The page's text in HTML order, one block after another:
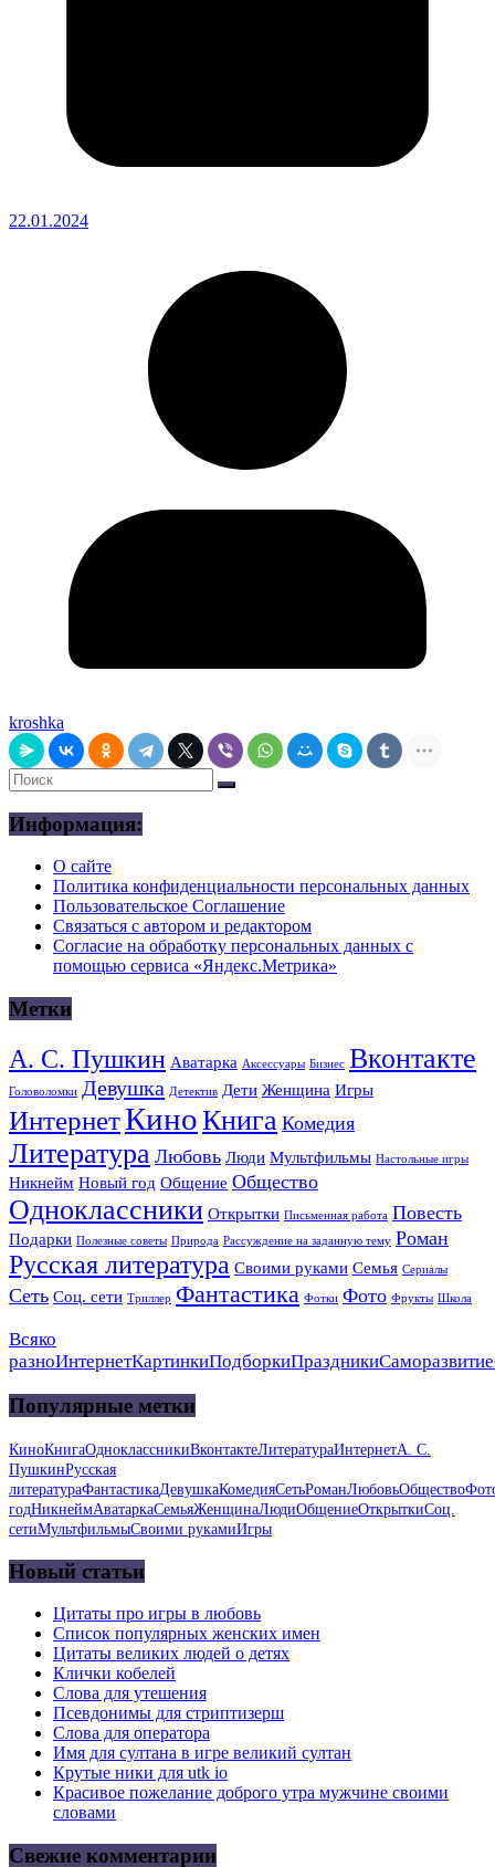
22.01.2024
kroshka
Информация:
О сайте
Политика конфиденциальности персональных данных
Пользовательское Соглашение
Связаться с автором и редактором
Согласие на обработку персональных данных с
помощью сервиса «Яндекс.Метрика»
Метки
А. С. Пушкин Аватарка Аксессуары Бизнес Вконтакте
Головоломки Девушка Детектив Дети Женщина Игры
ИнтернетКиноКнига Комедия
Литература Любовь Люди Мультфильмы Настольные игры
Никнейм Новый год Общение Общество
Одноклассники Открытки Письменная работа Повесть
Подарки Полезные советы Природа Рассуждение на заданную тему Роман
Русская литература Своими руками Семья Сериалы
Сеть Соц. сети Триллер Фантастика Фотки Фото Фрукты Школа
Всяко
разноИнтернетКартинкиПодборкиПраздникиСаморазвитие
Популярные метки
КиноКнигаОдноклассникиВконтактеЛитератураИнтернетА. С.
ПушкинРусская
литератураФантастикаДевушкаКомедияСетьРоманЛюбовьОбщество
годНикнеймАватаркаСемьяЖенщинаЛюдиОбщениеОткрыткиСоц.
сетиМультфильмыСвоими рукамиИгры
Новый статьи
Цитаты про игры в любовь
Список популярных женских имен
Цитаты великих людей о детях
Клички кобелей
Слова для утешения
Псевдонимы для стриптизерш
Слова для оператора
Имя для султана в игре великий султан
Крутые ники для utk io
Красивое пожелание доброго утра мужчине своими
словами
Свежие комментарии